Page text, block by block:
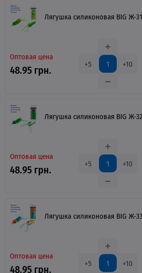
Лягушка силиконовая BIG Ж-
Оптовая цена
48.95 грн. +5 +10
Лягушка силиконовая BIG Ж-
Оптовая цена
48.95 грн. +5 +10
Лягушка силиконовая BIG Ж-
Оптовая цена
48.95 грн. +5 +10